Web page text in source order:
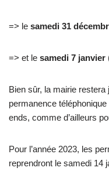
=> le samedi 31
=> et le samedi 7 janvier
Bien sûr, la mairie restera
permanence
ends, comme d’ailleurs
Pour l’année 2023, les
reprendront le samedi 14